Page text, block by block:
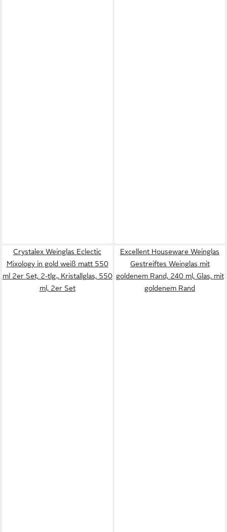
Crystalex Weinglas Eclectic
Mixology in gold weiß matt 550
ml 2er Set, 2-tlg., Kristallglas, 550
ml, 2er Set
Excellent Houseware Weinglas
Gestreiftes Weinglas mit
goldenem Rand, 240 ml, Glas, mit
goldenem Rand